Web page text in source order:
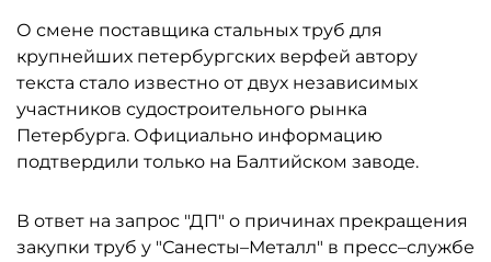
О смене поставщика стальных труб для
крупнейших петербургских верфей автору
текста стало известно от двух независимых
участников судостроительного рынка
Петербурга. Официально информацию
подтвердили только на Балтийском заводе.
В ответ на запрос "ДП" о причинах прекращения
закупки труб у "Санесты–Металл" в пресс–службе